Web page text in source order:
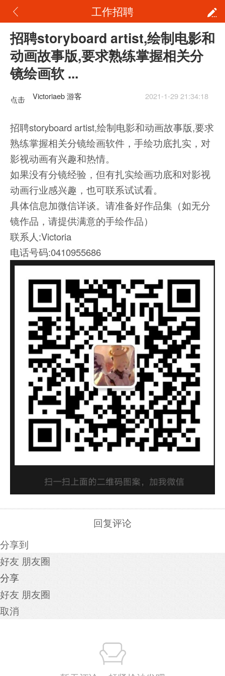
工作招聘
招聘storyboard artist,绘制电影和
动画故事版,要求熟练掌握相关分
镜绘画软 ...
点击
加载
Victoriaeb 游客 2021-1-29 21:34:18
招聘storyboard artist,绘制电影和动画故事版,要求
熟练掌握相关分镜绘画软件，手绘功底扎实，对
影视动画有兴趣和热情。
如果没有分镜经验，但有扎实绘画功底和对影视
动画行业感兴趣，也可联系试试看。
具体信息加微信详谈。请准备好作品集（如无分
镜作品，请提供满意的手绘作品）
联系人:Victoria
电话号码:0410955686
回复评论
分享到
好友 朋友圈
分享
好友 朋友圈
取消